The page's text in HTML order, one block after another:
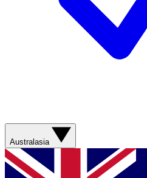
Australasia